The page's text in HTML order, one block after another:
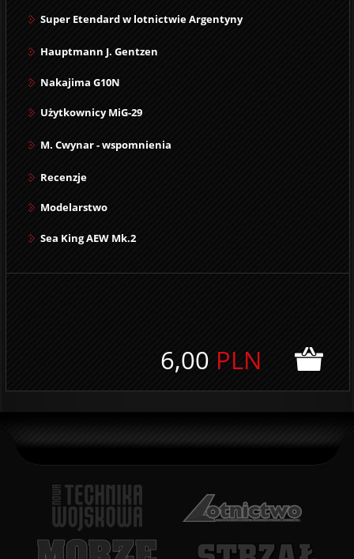
Super Etendard w lotnictwie Argentyny
Hauptmann J. Gentzen
Nakajima G10N
Użytkownicy MiG-29
M. Cwynar - wspomnienia
Recenzje
Modelarstwo
Sea King AEW Mk.2
6,00 PLN